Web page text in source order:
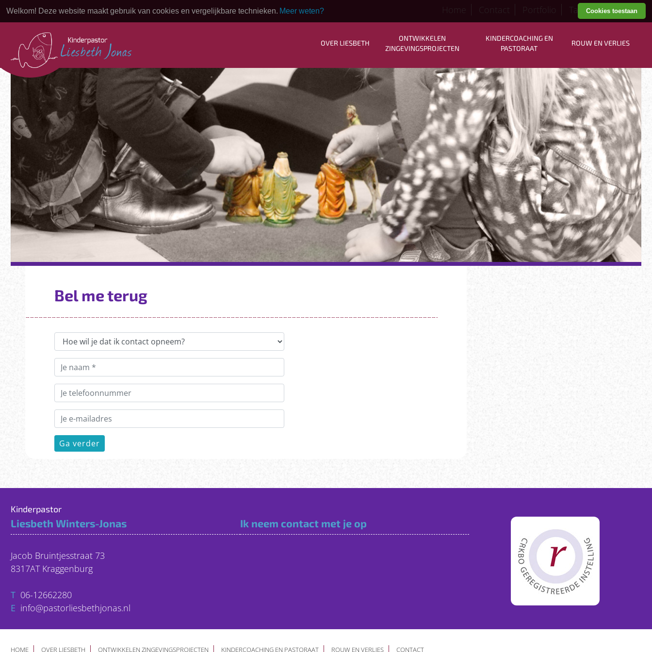
Home Contact Portfolio Tarieven
OVER LIESBETH
ONTWIKKELEN
ZINGEVINGSPROJECTEN
KINDERCOACHING EN
PASTORAAT
ROUW EN VERLIES
Bel me terug
Ga verder
Kinderpastor
Liesbeth Winters-Jonas
Jacob Bruintjesstraat 73
8317AT Kraggenburg
T 06-12662280
E info@pastorliesbethjonas.nl
Ik neem contact met je op
HOME OVER LIESBETH ONTWIKKELEN ZINGEVINGSPROJECTEN KINDERCOACHING EN PASTORAAT ROUW EN VERLIES CONTACT
Welkom! Deze website maakt gebruik van cookies en vergelijkbare technieken. Meer weten? Cookies toestaan